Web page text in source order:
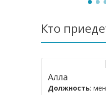
Кто
Алла
Должность: